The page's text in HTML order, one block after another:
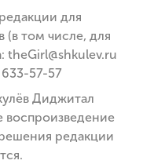
для
(в том числе, для
theGirl@shkulev.ru
57-57
Диджитал
воспроизведение
редакции